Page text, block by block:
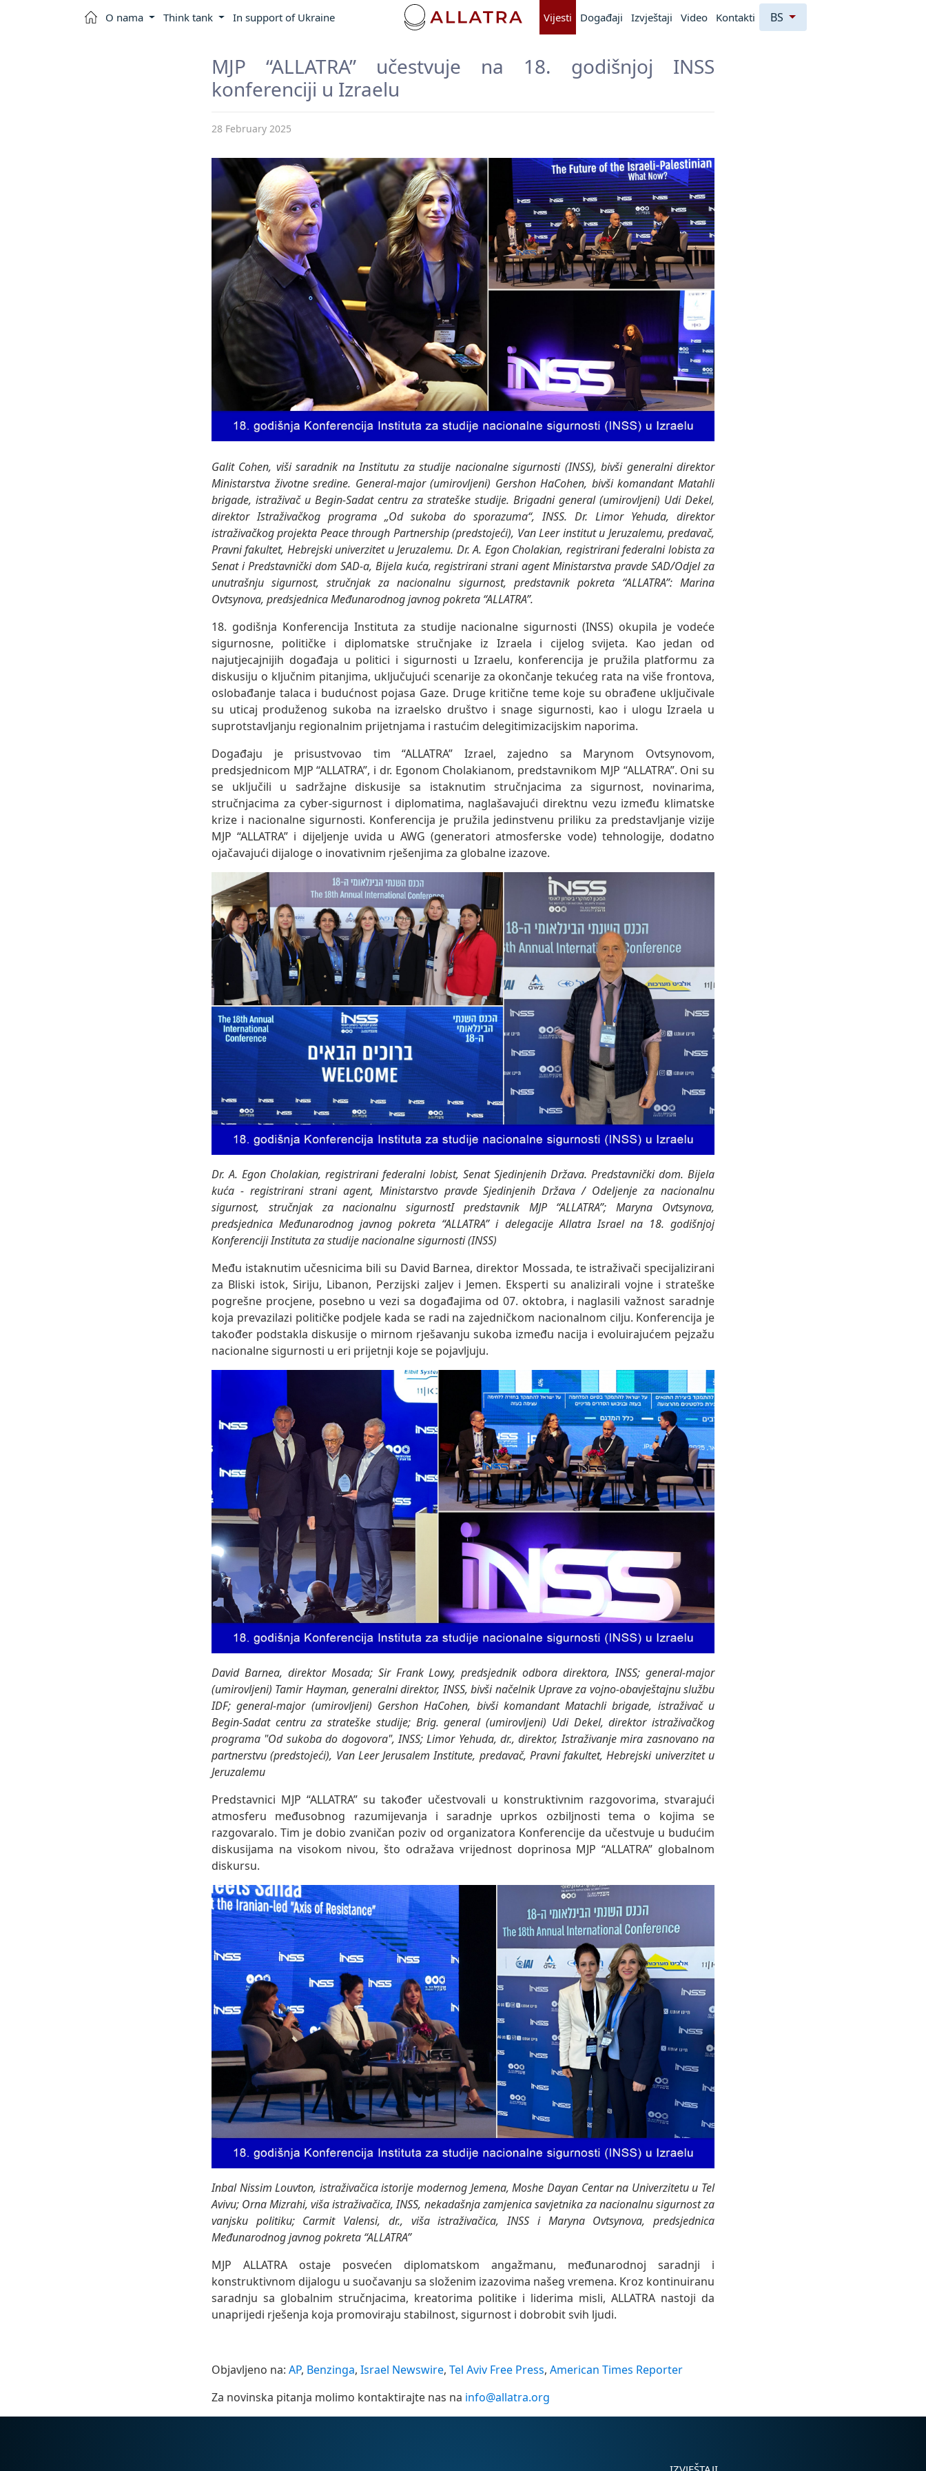
O nama Think tank In support of Ukraine Vijesti Događaji Izvještaji Video Kontakti BS
MJP “ALLATRA” učestvuje na 18. godišnjoj INSS
konferenciji u Izraelu
28 February 2025
Galit Cohen, viši saradnik na Institutu za studije nacionalne sigurnosti (INSS), bivši generalni direktor
Ministarstva životne sredine. General-major (umirovljeni) Gershon HaCohen, bivši komandant Matahli
brigade, istraživač u Begin-Sadat centru za strateške studije. Brigadni general (umirovljeni) Udi Dekel,
direktor Istraživačkog programa „Od sukoba do sporazuma“, INSS. Dr. Limor Yehuda, direktor
istraživačkog projekta Peace through Partnership (predstojeći), Van Leer institut u Jeruzalemu, predavač,
Pravni fakultet, Hebrejski univerzitet u Jeruzalemu. Dr. A. Egon Cholakian, registrirani federalni lobista za
Senat i Predstavnički dom SAD-a, Bijela kuća, registrirani strani agent Ministarstva pravde SAD/Odjel za
unutrašnju sigurnost, stručnjak za nacionalnu sigurnost, predstavnik pokreta “ALLATRA”: Marina
Ovtsynova, predsjednica Međunarodnog javnog pokreta “ALLATRA”.
18. godišnja Konferencija Instituta za studije nacionalne sigurnosti (INSS) okupila je vodeće
sigurnosne, političke i diplomatske stručnjake iz Izraela i cijelog svijeta. Kao jedan od
najutjecajnijih događaja u politici i sigurnosti u Izraelu, konferencija je pružila platformu za
diskusiju o ključnim pitanjima, uključujući scenarije za okončanje tekućeg rata na više frontova,
oslobađanje talaca i budućnost pojasa Gaze. Druge kritične teme koje su obrađene uključivale
su uticaj produženog sukoba na izraelsko društvo i snage sigurnosti, kao i ulogu Izraela u
suprotstavljanju regionalnim prijetnjama i rastućim delegitimizacijskim naporima.
Događaju je prisustvovao tim “ALLATRA” Izrael, zajedno sa Marynom Ovtsynovom,
predsjednicom MJP “ALLATRA”, i dr. Egonom Cholakianom, predstavnikom MJP “ALLATRA”. Oni su
se uključili u sadržajne diskusije sa istaknutim stručnjacima za sigurnost, novinarima,
stručnjacima za cyber-sigurnost i diplomatima, naglašavajući direktnu vezu između klimatske
krize i nacionalne sigurnosti. Konferencija je pružila jedinstvenu priliku za predstavljanje vizije
MJP “ALLATRA” i dijeljenje uvida u AWG (generatori atmosferske vode) tehnologije, dodatno
ojačavajući dijaloge o inovativnim rješenjima za globalne izazove.
Dr. A. Egon Cholakian, registrirani federalni lobist, Senat Sjedinjenih Država. Predstavnički dom. Bijela
kuća - registrirani strani agent, Ministarstvo pravde Sjedinjenih Država / Odeljenje za nacionalnu
sigurnost, stručnjak za nacionalnu sigurnostI predstavnik MJP “ALLATRA”; Maryna Ovtsynova,
predsjednica Međunarodnog javnog pokreta “ALLATRA” i delegacije Allatra Israel na 18. godišnjoj
Konferenciji Instituta za studije nacionalne sigurnosti (INSS)
Među istaknutim učesnicima bili su David Barnea, direktor Mossada, te istraživači specijalizirani
za Bliski istok, Siriju, Libanon, Perzijski zaljev i Jemen. Eksperti su analizirali vojne i strateške
pogrešne procjene, posebno u vezi sa događajima od 07. oktobra, i naglasili važnost saradnje
koja prevazilazi političke podjele kada se radi na zajedničkom nacionalnom cilju. Konferencija je
također podstakla diskusije o mirnom rješavanju sukoba između nacija i evoluirajućem pejzažu
nacionalne sigurnosti u eri prijetnji koje se pojavljuju.
David Barnea, direktor Mosada; Sir Frank Lowy, predsjednik odbora direktora, INSS; general-major
(umirovljeni) Tamir Hayman, generalni direktor, INSS, bivši načelnik Uprave za vojno-obavještajnu službu
IDF; general-major (umirovljeni) Gershon HaCohen, bivši komandant Matachli brigade, istraživač u
Begin-Sadat centru za strateške studije; Brig. general (umirovljeni) Udi Dekel, direktor istraživačkog
programa "Od sukoba do dogovora", INSS; Limor Yehuda, dr., direktor, Istraživanje mira zasnovano na
partnerstvu (predstojeći), Van Leer Jerusalem Institute, predavač, Pravni fakultet, Hebrejski univerzitet u
Jeruzalemu
Predstavnici MJP “ALLATRA” su također učestvovali u konstruktivnim razgovorima, stvarajući
atmosferu međusobnog razumijevanja i saradnje uprkos ozbiljnosti tema o kojima se
razgovaralo. Tim je dobio zvaničan poziv od organizatora Konferencije da učestvuje u budućim
diskusijama na visokom nivou, što odražava vrijednost doprinosa MJP “ALLATRA” globalnom
diskursu.
Inbal Nissim Louvton, istraživačica istorije modernog Jemena, Moshe Dayan Centar na Univerzitetu u Tel
Avivu; Orna Mizrahi, viša istraživačica, INSS, nekadašnja zamjenica savjetnika za nacionalnu sigurnost za
vanjsku politiku; Carmit Valensi, dr., viša istraživačica, INSS i Maryna Ovtsynova, predsjednica
Međunarodnog javnog pokreta “ALLATRA”
MJP ALLATRA ostaje posvećen diplomatskom angažmanu, međunarodnoj saradnji i
konstruktivnom dijalogu u suočavanju sa složenim izazovima našeg vremena. Kroz kontinuiranu
saradnju sa globalnim stručnjacima, kreatorima politike i liderima misli, ALLATRA nastoji da
unaprijedi rješenja koja promoviraju stabilnost, sigurnost i dobrobit svih ljudi.
Objavljeno na: AP, Benzinga, Israel Newswire, Tel Aviv Free Press, American Times Reporter
Za novinska pitanja molimo kontaktirajte nas na info@allatra.org